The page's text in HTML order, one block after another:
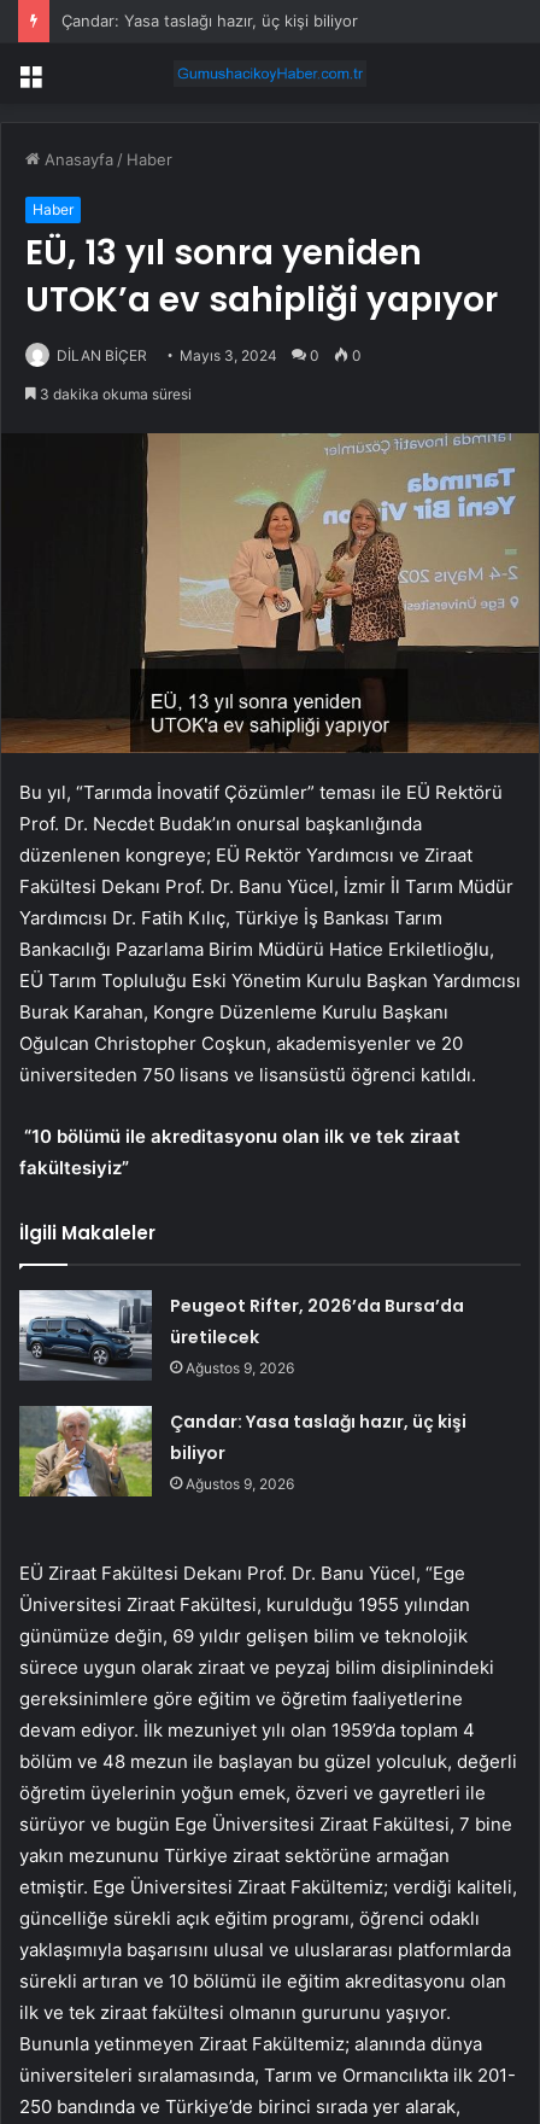
Çandar: Yasa taslağı hazır, üç kişi biliyor
Menü
Anasayfa / Haber
Haber
EÜ, 13 yıl sonra yeniden
UTOK’a ev sahipliği yapıyor
DİLAN BİÇER Mayıs 3, 2024 0 0
3 dakika okuma süresi
Bu yıl, “Tarımda İnovatif Çözümler” teması ile EÜ Rektörü
Prof. Dr. Necdet Budak’ın onursal başkanlığında
düzenlenen kongreye; EÜ Rektör Yardımcısı ve Ziraat
Fakültesi Dekanı Prof. Dr. Banu Yücel, İzmir İl Tarım Müdür
Yardımcısı Dr. Fatih Kılıç, Türkiye İş Bankası Tarım
Bankacılığı Pazarlama Birim Müdürü Hatice Erkiletlioğlu,
EÜ Tarım Topluluğu Eski Yönetim Kurulu Başkan Yardımcısı
Burak Karahan, Kongre Düzenleme Kurulu Başkanı
Oğulcan Christopher Coşkun, akademisyenler ve 20
üniversiteden 750 lisans ve lisansüstü̈ öğrenci katıldı.
“10 bölümü ile akreditasyonu olan ilk ve tek ziraat
fakültesiyiz”
İlgili Makaleler
Peugeot Rifter, 2026’da Bursa’da
üretilecek
Ağustos 9, 2026
Çandar: Yasa taslağı hazır, üç kişi
biliyor
Ağustos 9, 2026
EÜ Ziraat Fakültesi Dekanı Prof. Dr. Banu Yücel, “Ege
Üniversitesi Ziraat Fakültesi, kurulduğu 1955 yılından
günümüze değin, 69 yıldır gelişen bilim ve teknolojik
sürece uygun olarak ziraat ve peyzaj bilim disiplinindeki
gereksinimlere göre eğitim ve öğretim faaliyetlerine
devam ediyor. İlk mezuniyet yılı olan 1959’da toplam 4
bölüm ve 48 mezun ile başlayan bu güzel yolculuk, değerli
öğretim üyelerinin yoğun emek, özveri ve gayretleri ile
sürüyor ve bugün Ege Üniversitesi Ziraat Fakültesi, 7 bine
yakın mezununu Türkiye ziraat sektörüne armağan
etmiştir. Ege Üniversitesi Ziraat Fakültemiz; verdiği kaliteli,
güncelliğe sürekli açık eğitim programı, öğrenci odaklı
yaklaşımıyla başarısını ulusal ve uluslararası platformlarda
sürekli artıran ve 10 bölümü ile eğitim akreditasyonu olan
ilk ve tek ziraat fakültesi olmanın gururunu yaşıyor.
Bununla yetinmeyen Ziraat Fakültemiz; alanında dünya
üniversiteleri sıralamasında, Tarım ve Ormancılıkta ilk 201-
250 bandında ve Türkiye’de birinci sırada yer alarak,